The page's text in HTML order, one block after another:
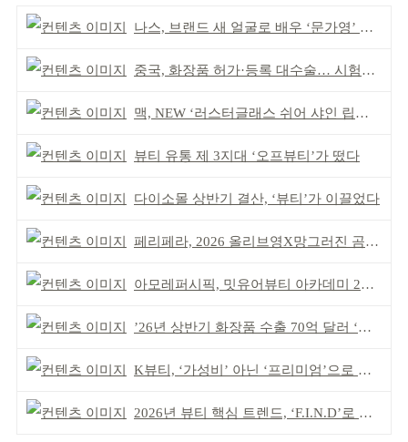
나스, 브랜드 새 얼굴로 배우 ‘문가영’ 발탁
중국, 화장품 허가·등록 대수술… 시험자료 공용 허용
맥, NEW ‘러스터글래스 쉬어 샤인 립스틱’ 출시
뷰티 유통 제 3지대 ‘오프뷰티’가 떴다
다이소몰 상반기 결산, ‘뷰티’가 이끌었다
페리페라, 2026 올리브영X망그러진 곰 콜라보
아모레퍼시픽, 밋유어뷰티 아카데미 2기 발대식
’26년 상반기 화장품 수출 70억 달러 ‘역대 최고’
K뷰티, ‘가성비’ 아닌 ‘프리미엄’으로 승부걸어야
2026년 뷰티 핵심 트렌드, ‘F.I.N.D’로 읽는다